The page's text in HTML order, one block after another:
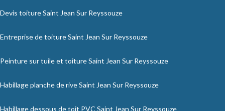
Devis toiture Saint Jean Sur Reyssouze
Entreprise de toiture Saint Jean Sur Reyssouze
Peinture sur tuile et toiture Saint Jean Sur Reyssouze
Habillage planche de rive Saint Jean Sur Reyssouze
Habillage dessous de toit PVC Saint Jean Sur Reyssouze